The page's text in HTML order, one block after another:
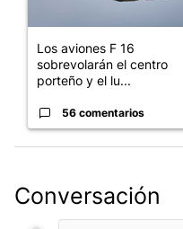
Los aviones F 16
sobrevolarán el centro
porteño y el lu...
56 comentarios
Conversación